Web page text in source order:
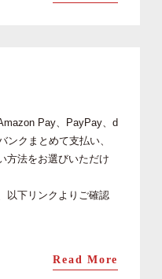
Pay、PayPay、d
ンクまとめて支払い、
方法をお選びいただけ
以下リンクよりご確認
Read More